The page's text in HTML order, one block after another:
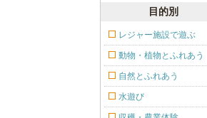
目的別
レジャー施設で遊ぶ
動物・植物とふれあう
自然とふれあう
水遊び